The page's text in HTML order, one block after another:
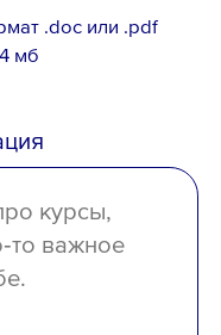
.doc или .pdf
мб